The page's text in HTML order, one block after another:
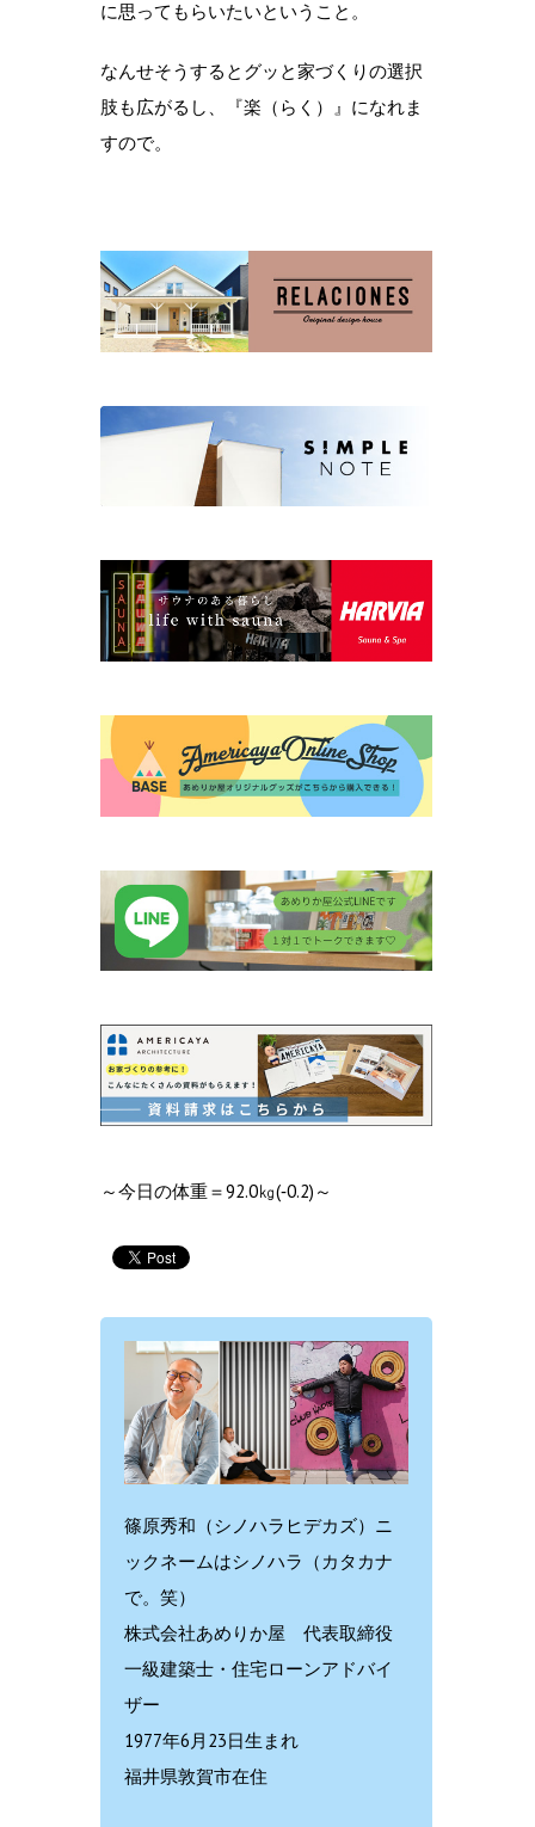
に思ってもらいたいということ。
なんせそうするとグッと家づくりの選択
肢も広がるし、『楽（らく）』になれま
すので。
～今日の体重＝92.0㎏(‐0.2)～
篠原秀和（シノハラヒデカズ）ニ
ックネームはシノハラ（カタカナ
で。笑）
株式会社あめりか屋 代表取締役
一級建築士・住宅ローンアドバイ
ザー
1977年6月23日生まれ
福井県敦賀市在住